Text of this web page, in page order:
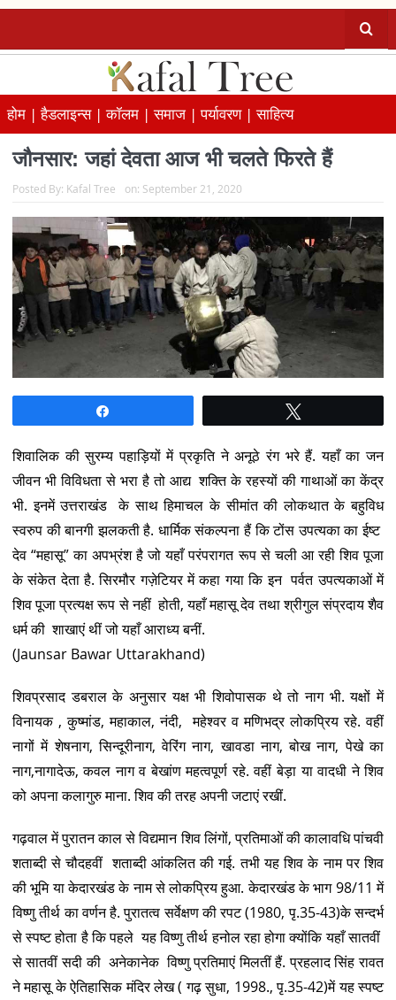
होम |हैडलाइन्स |कॉलम |समाज |पर्यावरण |साहित्य
जौनसार: जहां देवता आज भी चलते फिरते हैं
Posted By: Kafal Tree on: September 21, 2020
शिवालिक की सुरम्य पहाड़ियों में प्रकृति ने अनूठे रंग भरे हैं. यहाँ का जन
जीवन भी विविधता से भरा है तो आद्य शक्ति के रहस्यों की गाथाओं का केंद्र
भी. इनमें उत्तराखंड के साथ हिमाचल के सीमांत की लोकथात के बहुविध
स्वरुप की बानगी झलकती है. धार्मिक संकल्पना हैं कि टोंस उपत्यका का ईष्ट
देव “महासू” का अपभ्रंश है जो यहाँ परंपरागत रूप से चली आ रही शिव पूजा
के संकेत देता है. सिरमौर गज़ेटियर में कहा गया कि इन पर्वत उपत्यकाओं में
शिव पूजा प्रत्यक्ष रूप से नहीं होती, यहाँ महासू देव तथा श्रीगुल संप्रदाय शैव
धर्म की शाखाएं थीं जो यहाँ आराध्य बनीं.
(Jaunsar Bawar Uttarakhand)
शिवप्रसाद डबराल के अनुसार यक्ष भी शिवोपासक थे तो नाग भी. यक्षों में
विनायक , कुष्मांड, महाकाल, नंदी, महेश्वर व मणिभद्र लोकप्रिय रहे. वहीं
नागों में शेषनाग, सिन्दूरीनाग, वेरिंग नाग, खावडा नाग, बोख नाग, पेखे का
नाग,नागादेऊ, कवल नाग व बेखांण महत्वपूर्ण रहे. वहीं बेड़ा या वादधी ने शिव
को अपना कलागुरु माना. शिव की तरह अपनी जटाएं रखीं.
गढ़वाल में पुरातन काल से विद्यमान शिव लिंगों, प्रतिमाओं की कालावधि पांचवी
शताब्दी से चौदहवीं शताब्दी आंकलित की गई. तभी यह शिव के नाम पर शिव
की भूमि या केदारखंड के नाम से लोकप्रिय हुआ. केदारखंड के भाग 98/11 में
विष्णु तीर्थ का वर्णन है. पुरातत्व सर्वेक्षण की रपट (1980, पृ.35-43)के सन्दर्भ
से स्पष्ट होता है कि पहले यह विष्णु तीर्थ हनोल रहा होगा क्योंकि यहाँ सातवीं
से सातवीं सदी की अनेकानेक विष्णु प्रतिमाएं मिलतीं हैं. प्रहलाद सिंह रावत
ने महासू के ऐतिहासिक मंदिर लेख ( गढ़ सुधा, 1998., पृ.35-42)में यह स्पष्ट